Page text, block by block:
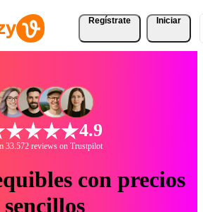
Regístrate Iniciar
4.9
33.572 reviews on Trustpilot
con precios
sencillos